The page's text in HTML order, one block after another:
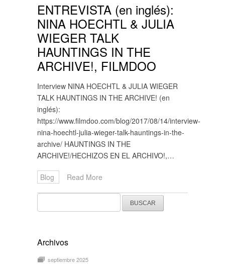
ENTREVISTA (en inglés):
NINA HOECHTL & JULIA
WIEGER TALK
HAUNTINGS IN THE
ARCHIVE!, FILMDOO
Interview NINA HOECHTL & JULIA WIEGER
TALK HAUNTINGS IN THE ARCHIVE! (en
inglés):
https://www.filmdoo.com/blog/2017/08/14/interview-
nina-hoechtl-julia-wieger-talk-hauntings-in-the-
archive/ HAUNTINGS IN THE
ARCHIVE!/HECHIZOS EN EL ARCHIVO!,…
Blog Read More
Buscar:
Archivos
septiembre 2025